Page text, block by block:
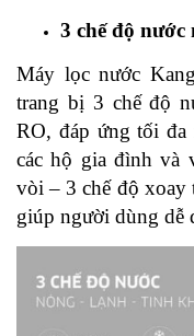
3 chế độ
Máy lọc nước
trang bị 3 chế độ
RO, đáp ứng tối đa
các hộ gia đình và
vòi – 3 chế độ xoay
giúp người dùng dễ